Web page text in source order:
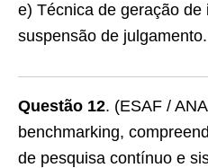
e) Técnica de geração
suspensão de julgamento.
Questão 12. (ESAF /
benchmarking,
de pesquisa contínuo e